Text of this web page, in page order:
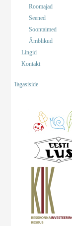
Roomajad
Seened
Soontaimed
Ämblikud
Lingid
Kontakt
Tagasiside